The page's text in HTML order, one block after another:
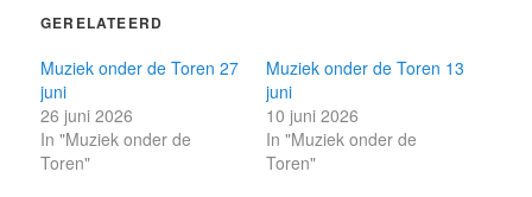
GERELATEERD
Muziek onder de Toren 27
juni
26 juni 2026
In "Muziek onder de
Toren"
Muziek onder de Toren 13
juni
10 juni 2026
In "Muziek onder de
Toren"